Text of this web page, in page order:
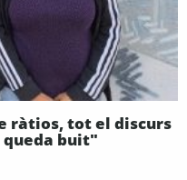
ràtios, tot el discurs
buit"